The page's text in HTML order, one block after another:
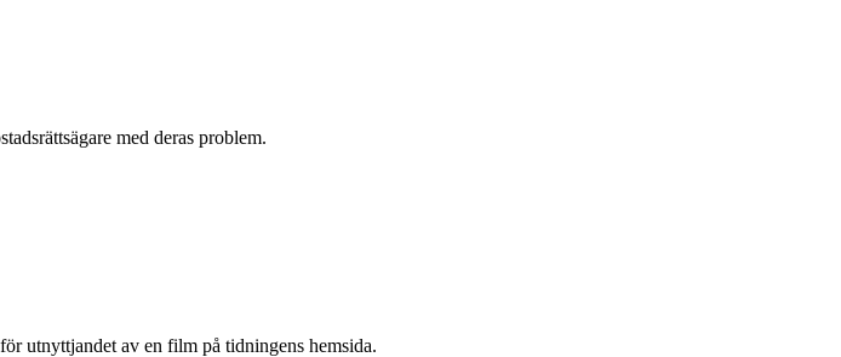
med deras problem.
utnyttjandet av en film på tidningens hemsida.